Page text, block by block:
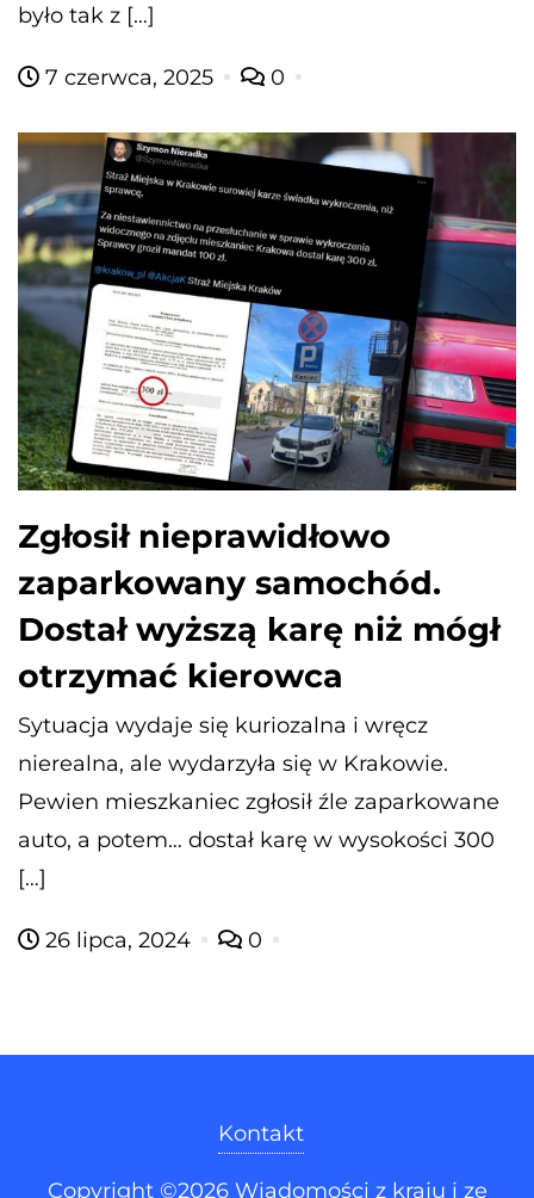
było tak z […]
7 czerwca, 2025 0
Zgłosił nieprawidłowo
zaparkowany samochód.
Dostał wyższą karę niż mógł
otrzymać kierowca
Sytuacja wydaje się kuriozalna i wręcz
nierealna, ale wydarzyła się w Krakowie.
Pewien mieszkaniec zgłosił źle zaparkowane
auto, a potem… dostał karę w wysokości 300
[…]
26 lipca, 2024 0
Kontakt
Copyright ©2026 Wiadomości z kraju i ze